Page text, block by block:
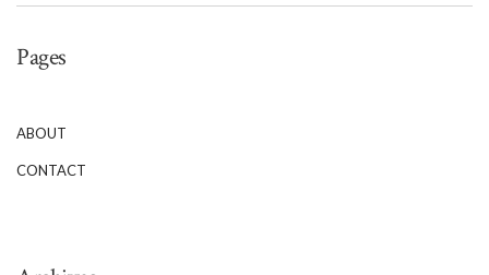
Pages
ABOUT
CONTACT